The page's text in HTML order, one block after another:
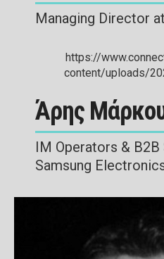
Managing Director
Άρης
IM Operators & B2B
Samsung